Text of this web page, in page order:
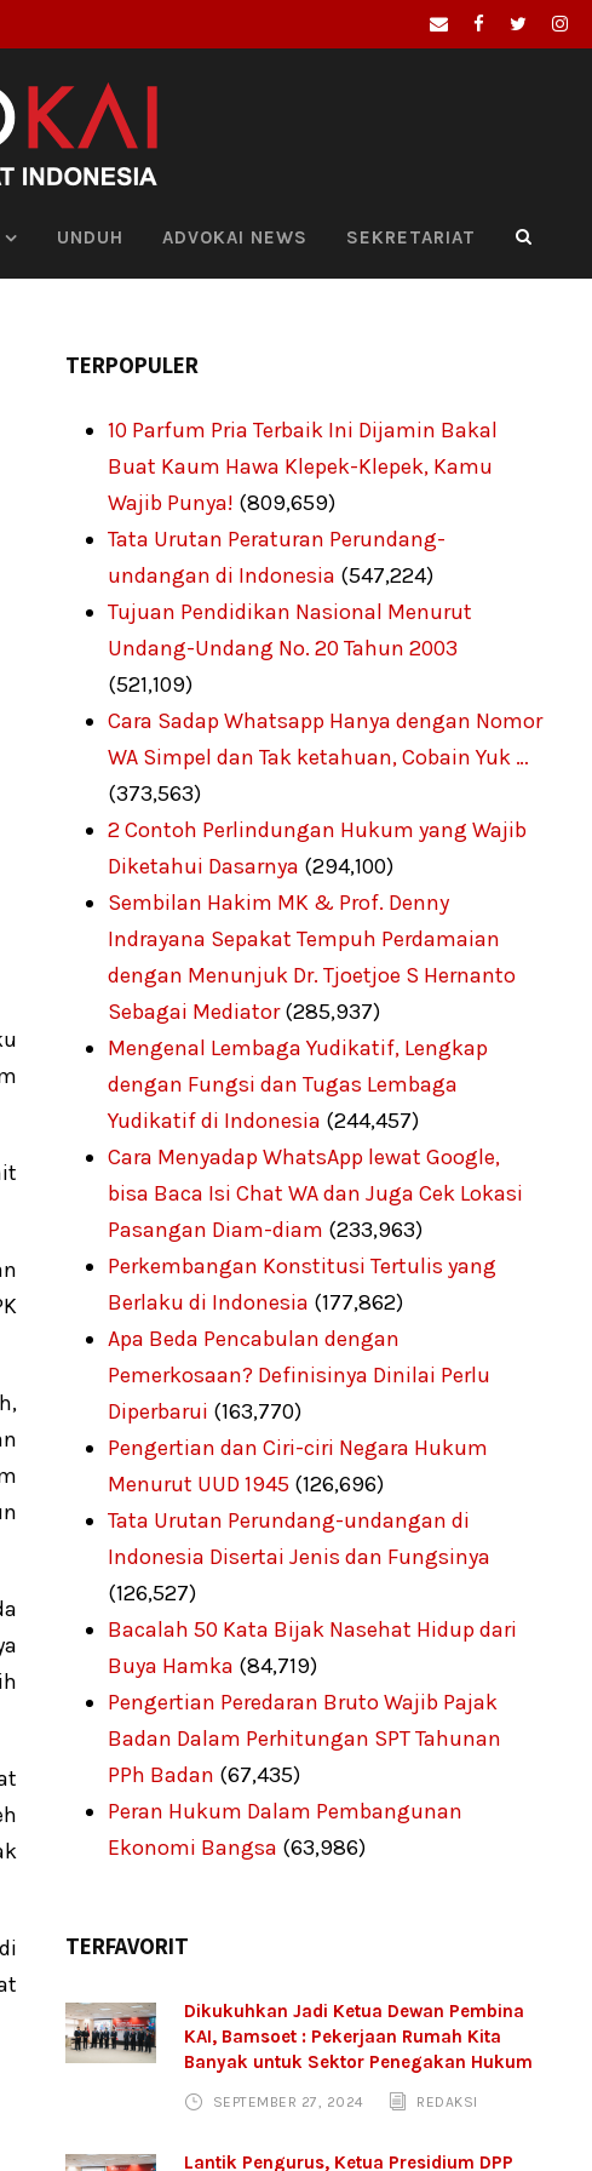
UNDUH ADVOKAI NEWS SEKRETARIAT
TERPOPULER
10 Parfum Pria Terbaik Ini Dijamin Bakal
Buat Kaum Hawa Klepek-Klepek, Kamu
Wajib Punya! (809,659)
Tata Urutan Peraturan Perundang-
undangan di Indonesia (547,224)
Tujuan Pendidikan Nasional Menurut
Undang-Undang No. 20 Tahun 2003
(521,109)
Cara Sadap Whatsapp Hanya dengan Nomor
WA Simpel dan Tak ketahuan, Cobain Yuk …
(373,563)
2 Contoh Perlindungan Hukum yang Wajib
Diketahui Dasarnya (294,100)
Sembilan Hakim MK & Prof. Denny
Indrayana Sepakat Tempuh Perdamaian
dengan Menunjuk Dr. Tjoetjoe S Hernanto
Sebagai Mediator (285,937)
Mengenal Lembaga Yudikatif, Lengkap
dengan Fungsi dan Tugas Lembaga
Yudikatif di Indonesia (244,457)
Cara Menyadap WhatsApp lewat Google,
bisa Baca Isi Chat WA dan Juga Cek Lokasi
Pasangan Diam-diam (233,963)
Perkembangan Konstitusi Tertulis yang
Berlaku di Indonesia (177,862)
Apa Beda Pencabulan dengan
Pemerkosaan? Definisinya Dinilai Perlu
Diperbarui (163,770)
Pengertian dan Ciri-ciri Negara Hukum
Menurut UUD 1945 (126,696)
Tata Urutan Perundang-undangan di
Indonesia Disertai Jenis dan Fungsinya
(126,527)
Bacalah 50 Kata Bijak Nasehat Hidup dari
Buya Hamka (84,719)
Pengertian Peredaran Bruto Wajib Pajak
Badan Dalam Perhitungan SPT Tahunan
PPh Badan (67,435)
Peran Hukum Dalam Pembangunan
Ekonomi Bangsa (63,986)
TERFAVORIT
Dikukuhkan Jadi Ketua Dewan Pembina
KAI, Bamsoet : Pekerjaan Rumah Kita
Banyak untuk Sektor Penegakan Hukum
SEPTEMBER 27, 2024 REDAKSI
Lantik Pengurus, Ketua Presidium DPP